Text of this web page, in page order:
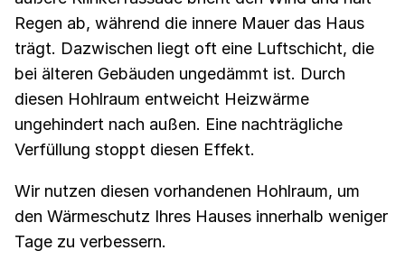
Regen ab, während die innere Mauer das Haus
trägt. Dazwischen liegt oft eine Luftschicht, die
bei älteren Gebäuden ungedämmt ist. Durch
diesen Hohlraum entweicht Heizwärme
ungehindert nach außen. Eine nachträgliche
Verfüllung stoppt diesen Effekt.
Wir nutzen diesen vorhandenen Hohlraum, um
den Wärmeschutz Ihres Hauses innerhalb weniger
Tage zu verbessern.